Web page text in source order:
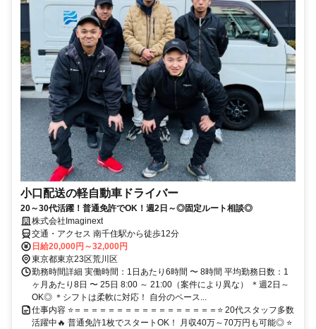
小口配送の軽自動車ドライバー
20～30代活躍！普通免許でOK！週2日～◎固定ルート相談◎
株式会社Imaginext
交通・アクセス 南千住駅から徒歩12分
日給20,000円～32,000円
東京都東京23区荒川区
勤務時間詳細 実働時間：1日あたり6時間 〜 8時間 平均勤務日数：1
ヶ月あたり8日 〜 25日 8:00 ～ 21:00（案件により異な） ＊週2日～
OK◎ ＊シフトは柔軟に対応！ 自分のペース...
仕事内容 ⭐＝＝＝＝＝＝＝＝＝＝＝＝＝＝＝＝＝⭐ 20代スタッフ多数
活躍中🔥 普通免許1枚でスタートOK！ 月収40万～70万円も可能◎ ⭐